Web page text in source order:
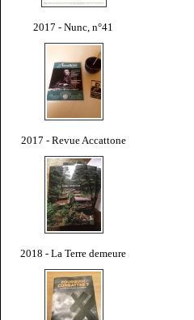
2017 - Nunc, n°41
2017 - Revue Accattone
2018 - La Terre demeure